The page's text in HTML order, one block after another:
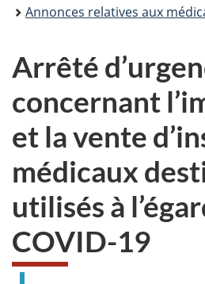
Annonces relatives aux
Arrêté
concernant
et la vente
médicaux
utilisés à
COVID-19